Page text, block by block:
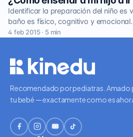
Identificar la preparación del niño es
baño es físico, cognitivo y emocional.
4 feb 2015 · 5 min
Recomendado por pediatras. Amado
tu bebé — exactamente como es